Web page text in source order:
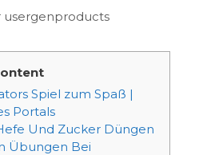
usergenproducts
Spiel zum Spaß |
Portals
Und Zucker Düngen
Übungen Bei